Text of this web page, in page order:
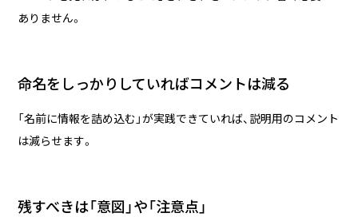
ありません。
命名をしっかりしていればコメントは減る
「名前に情報を詰め込む」が実践できていれば、説明用のコメント
は減らせます。
残すべきは「意図」や「注意点」